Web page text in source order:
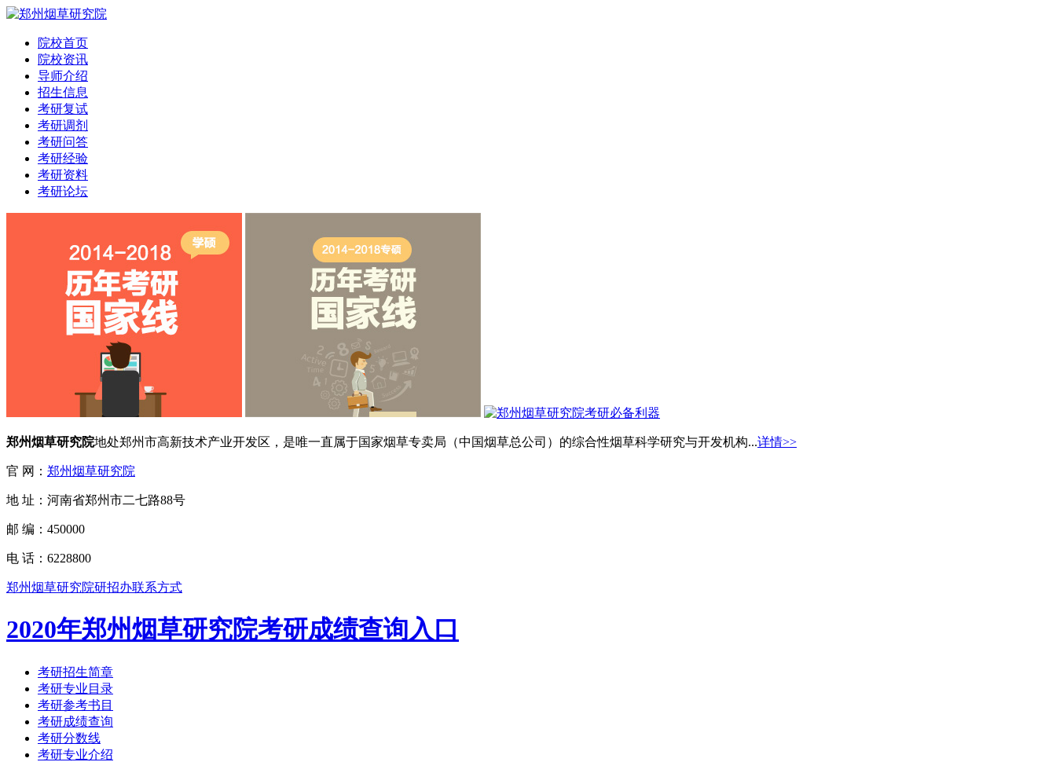
院校首页
院校资讯
导师介绍
招生信息
考研复试
考研调剂
考研问答
考研经验
考研资料
考研论坛
郑州烟草研究院地处郑州市高新技术产业开发区，是唯一直属于国家烟草专卖局（中国烟草总公司）的综合性烟草科学研究与开发机构...详情>>
官 网： 郑州烟草研究院
地 址：河南省郑州市二七路88号
邮 编：450000
电 话：6228800
郑州烟草研究院研招办联系方式
2020年郑州烟草研究院考研成绩查询入口
考研招生简章
考研专业目录
考研参考书目
考研成绩查询
考研分数线
考研专业介绍